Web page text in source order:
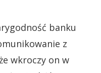
banku
z
wkroczy on w